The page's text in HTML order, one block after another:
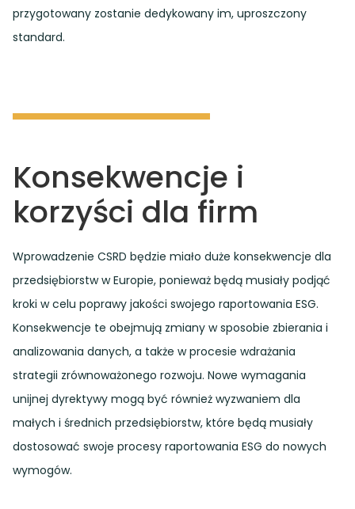
przygotowany zostanie dedykowany im, uproszczony
standard.
Konsekwencje i
korzyści dla firm
Wprowadzenie CSRD będzie miało duże konsekwencje dla
przedsiębiorstw w Europie, ponieważ będą musiały podjąć
kroki w celu poprawy jakości swojego raportowania ESG.
Konsekwencje te obejmują zmiany w sposobie zbierania i
analizowania danych, a także w procesie wdrażania
strategii zrównoważonego rozwoju. Nowe wymagania
unijnej dyrektywy mogą być również wyzwaniem dla
małych i średnich przedsiębiorstw, które będą musiały
dostosować swoje procesy raportowania ESG do nowych
wymogów.